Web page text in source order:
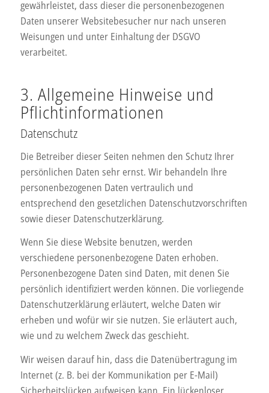
gewährleistet, dass dieser die personenbezogenen
Daten unserer Websitebesucher nur nach unseren
Weisungen und unter Einhaltung der DSGVO
verarbeitet.
3. Allgemeine Hinweise und
Pflicht­informationen
Datenschutz
Die Betreiber dieser Seiten nehmen den Schutz Ihrer
persönlichen Daten sehr ernst. Wir behandeln Ihre
personenbezogenen Daten vertraulich und
entsprechend den gesetzlichen Datenschutzvorschriften
sowie dieser Datenschutzerklärung.
Wenn Sie diese Website benutzen, werden
verschiedene personenbezogene Daten erhoben.
Personenbezogene Daten sind Daten, mit denen Sie
persönlich identifiziert werden können. Die vorliegende
Datenschutzerklärung erläutert, welche Daten wir
erheben und wofür wir sie nutzen. Sie erläutert auch,
wie und zu welchem Zweck das geschieht.
Wir weisen darauf hin, dass die Datenübertragung im
Internet (z. B. bei der Kommunikation per E-Mail)